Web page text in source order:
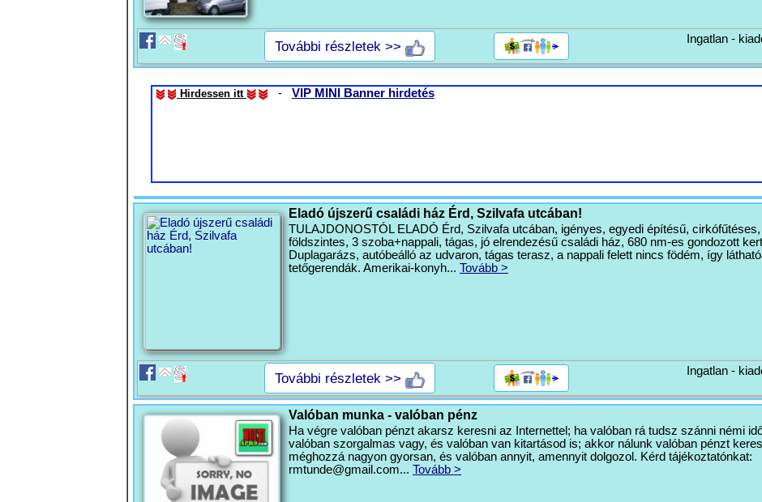
További részletek >> Ingatlan -
Hirdessen itt - VIP MINI Banner hirdetés
Eladó újszerű családi ház Érd, Szilvafa utcában!
TULAJDONOSTÓL ELADÓ Érd, Szilvafa utcában, igényes, egyedi építésű, cirkófűtéses,
földszintes, 3 szoba+nappali, tágas, jó elrendezésű családi ház, 680 nm-es gondozott
Duplagarázs, autóbeálló az udvaron, tágas terasz, a nappali felett nincs födém, így
tetőgerendák. Amerikai-konyh... Tovább >
További részletek >> Ingatlan -
Valóban munka - valóban pénz
Ha végre valóban pénzt akarsz keresni az Internettel; ha valóban rá tudsz szánni némi
valóban szorgalmas vagy, és valóban van kitartásod is; akkor nálunk valóban pénzt
méghozzá nagyon gyorsan, és valóban annyit, amennyit dolgozol. Kérd tájékoztatónkat:
rmtunde@gmail.com... Tovább >